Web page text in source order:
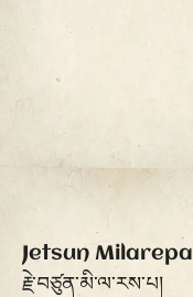
Jetsun Milarepa
རྗེ་བཙུན་མི་ལ་རས་པ།